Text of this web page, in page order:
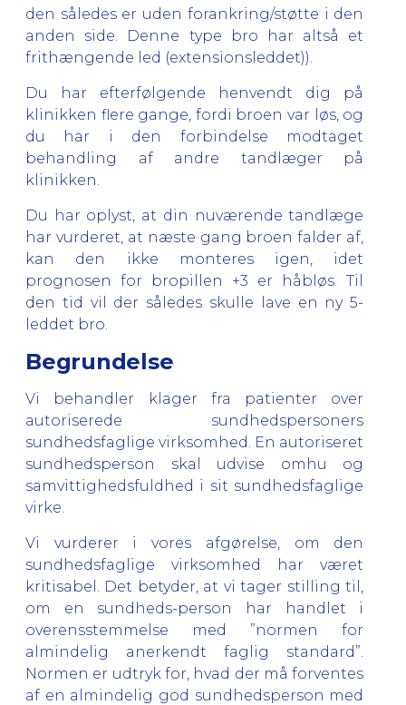
den således er uden forankring/støtte i den
anden side. Denne type bro har altså et
frithængende led (extensionsleddet)).
Du har efterfølgende henvendt dig på
klinikken flere gange, fordi broen var løs, og
du har i den forbindelse modtaget
behandling af andre tandlæger på
klinikken.
Du har oplyst, at din nuværende tandlæge
har vurderet, at næste gang broen falder af,
kan den ikke monteres igen, idet
prognosen for bropillen +3 er håbløs. Til
den tid vil der således skulle lave en ny 5-
leddet bro.
Begrundelse
Vi behandler klager fra patienter over
autoriserede sundhedspersoners
sundhedsfaglige virksomhed. En autoriseret
sundhedsperson skal udvise omhu og
samvittighedsfuldhed i sit sundhedsfaglige
virke.
Vi vurderer i vores afgørelse, om den
sundhedsfaglige virksomhed har været
kritisabel. Det betyder, at vi tager stilling til,
om en sundheds-person har handlet i
overensstemmelse med ”normen for
almindelig anerkendt faglig standard”.
Normen er udtryk for, hvad der må forventes
af en almindelig god sundhedsperson med